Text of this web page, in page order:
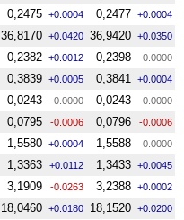
0,2475 +0.0004 0,2477 +0.0004
36,8170 +0.0420 36,9420 +0.0350
0,2382 +0.0012 0,2398 0.0000
0,3839 +0.0005 0,3841 +0.0004
0,0243 0.0000 0,0243 0.0000
0,0795 -0.0006 0,0796 -0.0006
1,5580 +0.0004 1,5588 0.0000
1,3363 +0.0112 1,3433 +0.0045
3,1909 -0.0263 3,2388 +0.0002
18,0460 +0.0180 18,1520 +0.0200